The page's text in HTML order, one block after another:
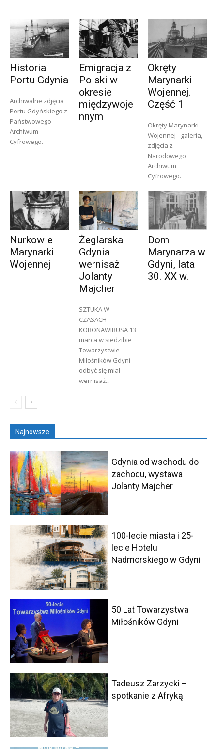
Historia
Portu Gdynia
Archiwalne zdjęcia
Portu Gdyńskiego z
Państwowego
Archiwum
Cyfrowego.
Emigracja z
Polski w
okresie
międzywoje
nnym
Okręty
Marynarki
Wojennej.
Część 1
Okręty Marynarki
Wojennej - galeria,
zdjęcia z
Narodowego
Archiwum
Cyfrowego.
Nurkowie
Marynarki
Wojennej
Żeglarska
Gdynia
wernisaż
Jolanty
Majcher
SZTUKA W
CZASACH
KORONAWIRUSA 13
marca w siedzibie
Towarzystwie
Miłośników Gdyni
odbyć się miał
wernisaż...
Dom
Marynarza w
Gdyni, lata
30. XX w.
Najnowsze
Gdynia od wschodu do
zachodu, wystawa
Jolanty Majcher
100-lecie miasta i 25-
lecie Hotelu
Nadmorskiego w Gdyni
50 Lat Towarzystwa
Miłośników Gdyni
Tadeusz Zarzycki –
spotkanie z Afryką